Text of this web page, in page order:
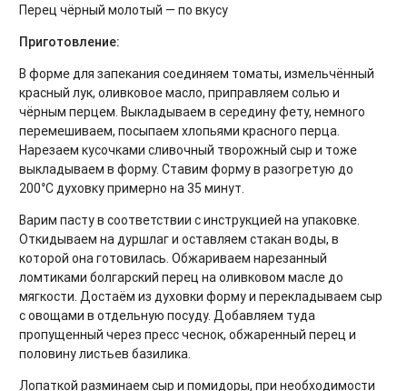
Перец чёрный молотый — по вкусу
Приготовление:
В форме для запекания соединяем томаты, измельчённый
красный лук, оливковое масло, приправляем солью и
чёрным перцем. Выкладываем в середину фету, немного
перемешиваем, посыпаем хлопьями красного перца.
Нарезаем кусочками сливочный творожный сыр и тоже
выкладываем в форму. Ставим форму в разогретую до
200°C духовку примерно на 35 минут.
Варим пасту в соответствии с инструкцией на упаковке.
Откидываем на дуршлаг и оставляем стакан воды, в
которой она готовилась. Обжариваем нарезанный
ломтиками болгарский перец на оливковом масле до
мягкости. Достаём из духовки форму и перекладываем сыр
с овощами в отдельную посуду. Добавляем туда
пропущенный через пресс чеснок, обжаренный перец и
половину листьев базилика.
Лопаткой разминаем сыр и помидоры, при необходимости